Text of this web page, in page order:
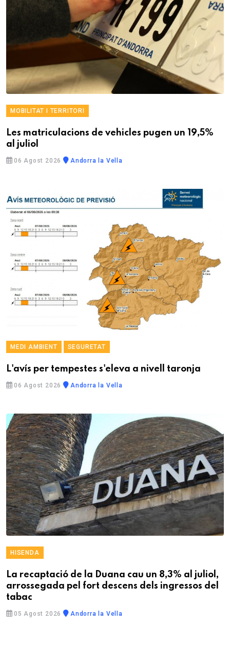
MOBILITAT I TERRITORI
Les matriculacions de vehicles pugen un 19,5%
al juliol
06 Agost 2026 Andorra la Vella
MEDI AMBIENT SEGURETAT
L'avís per tempestes s'eleva a nivell taronja
06 Agost 2026 Andorra la Vella
HISENDA
La recaptació de la Duana cau un 8,3% al juliol,
arrossegada pel fort descens dels ingressos del
tabac
05 Agost 2026 Andorra la Vella